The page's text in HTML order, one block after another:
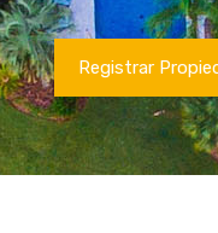
Registrar